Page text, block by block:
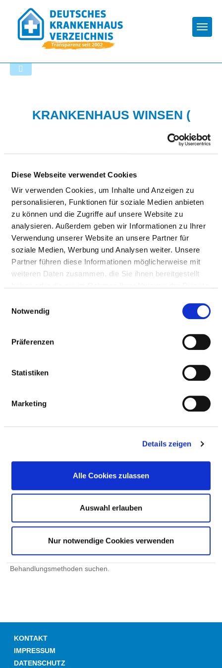
Diese Webseite verwendet Cookies
Wir verwenden Cookies, um Inhalte und Anzeigen zu
personalisieren, Funktionen für soziale Medien anbieten
zu können und die Zugriffe auf unsere Website zu
analysieren. Außerdem geben wir Informationen zu Ihrer
Verwendung unserer Website an unsere Partner für
soziale Medien, Werbung und Analysen weiter. Unsere
Partner führen diese Informationen möglicherweise mit
weiteren Daten zusammen, die Sie ihnen bereitgestellt
Notwendig
Präferenzen
Statistiken
Marketing
Details zeigen
Alle Cookies zulassen
Auswahl erlauben
Nur notwendige Cookies verwenden
KRANKENHAUS WINSEN (
Medizinisch-pflegerische Leistungen
Service & Ausstattung
KRANKENHAUSES
Welche Krankheiten werden in diesem Krankenhaus
Krankenhaus an?
diesem Krankenhaus behandelt oder durchgeführt
Hinweis: Wenn die Suche nach einer Krankheit oder
Behandlungsmethode nicht zu einem Treffer führt, kann das
auch daran liegen, dass das gesuchte Wort nicht in der
medizinischer Fachsprache (ICD/OPS). Versuchen Sie es dann
mit einem Suchwort-Synonym.
Tipp: Bei den einzelnen Fachabteilungen dieses Krankenhauses
können Sie gezielt nach behandelten Krankheiten und
Behandlungsmethoden suchen.
KONTAKT
IMPRESSUM
DATENSCHUTZ